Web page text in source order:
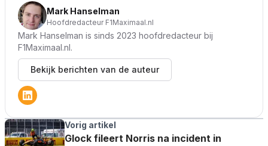
Mark Hanselman
Hoofdredacteur F1Maximaal.nl
Mark Hanselman is sinds 2023 hoofdredacteur bij
F1Maximaal.nl.
Bekijk berichten van de auteur
Vorig artikel
Glock fileert Norris na incident in